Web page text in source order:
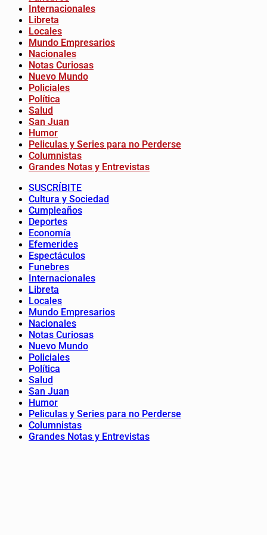
Internacionales
Libreta
Locales
Mundo Empresarios
Nacionales
Notas Curiosas
Nuevo Mundo
Policiales
Política
Salud
San Juan
Humor
Peliculas y Series para no Perderse
Columnistas
Grandes Notas y Entrevistas
SUSCRÍBITE
Cultura y Sociedad
Cumpleaños
Deportes
Economía
Efemerides
Espectáculos
Funebres
Internacionales
Libreta
Locales
Mundo Empresarios
Nacionales
Notas Curiosas
Nuevo Mundo
Policiales
Política
Salud
San Juan
Humor
Peliculas y Series para no Perderse
Columnistas
Grandes Notas y Entrevistas